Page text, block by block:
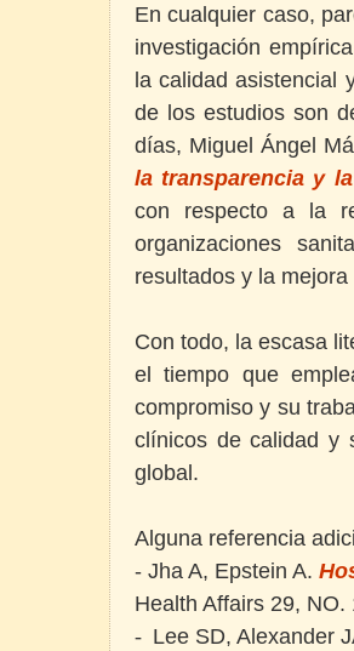
En cualquier caso,
investigación
la calidad asistencial
de los estudios son
días, Miguel Ángel
la transparencia y
con respecto a la
organizaciones
resultados y la
Con todo, la escasa
el tiempo que
compromiso y su
clínicos de calidad y
global.
Alguna referencia
- Jha A, Epstein A.
Health Affairs 29,
- Lee SD, Alexander